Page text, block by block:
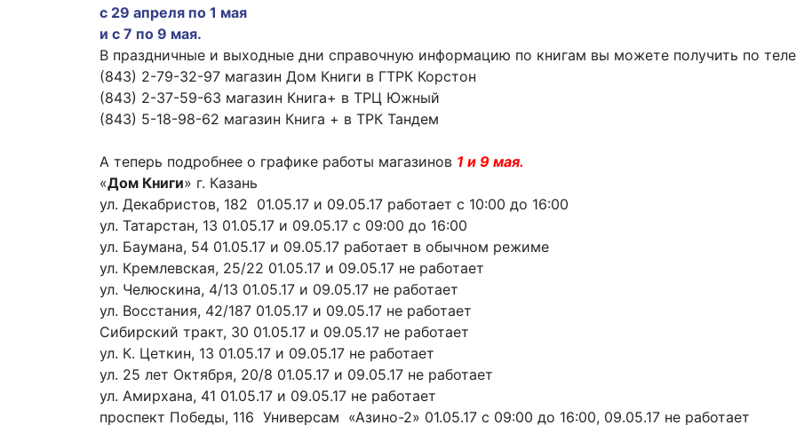
с 29 апреля по 1 мая
и с 7 по 9 мая.
В праздничные и выходные дни справочную информацию по книгам вы можете получить по
(843) 2-79-32-97 магазин Дом Книги в ГТРК Корстон
(843) 2-37-59-63 магазин Книга+ в ТРЦ Южный
(843) 5-18-98-62 магазин Книга + в ТРК Тандем
А теперь подробнее о графике работы магазинов 1 и 9 мая.
«Дом Книги» г. Казань
ул. Декабристов, 182 01.05.17 и 09.05.17 работает с 10:00 до 16:00
ул. Татарстан, 13 01.05.17 и 09.05.17 с 09:00 до 16:00
ул. Баумана, 54 01.05.17 и 09.05.17 работает в обычном режиме
ул. Кремлевская, 25/22 01.05.17 и 09.05.17 не работает
ул. Челюскина, 4/13 01.05.17 и 09.05.17 не работает
ул. Восстания, 42/187 01.05.17 и 09.05.17 не работает
Сибирский тракт, 30 01.05.17 и 09.05.17 не работает
ул. К. Цеткин, 13 01.05.17 и 09.05.17 не работает
ул. 25 лет Октября, 20/8 01.05.17 и 09.05.17 не работает
ул. Амирхана, 41 01.05.17 и 09.05.17 не работает
проспект Победы, 116 Универсам «Азино-2» 01.05.17 с 09:00 до 16:00, 09.05.17 не работает